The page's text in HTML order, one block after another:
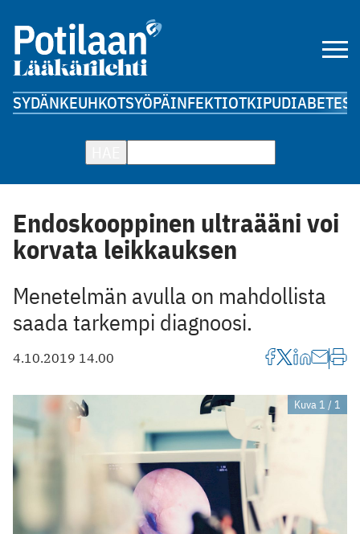
SYDÄNKEUHKOTSYÖPÄINFEKTIOTKIPUDIABETES
Endoskooppinen ultraääni voi
korvata leikkauksen
Menetelmän avulla on mahdollista
saada tarkempi diagnoosi.
4.10.2019 14.00
Kuva 1 / 1